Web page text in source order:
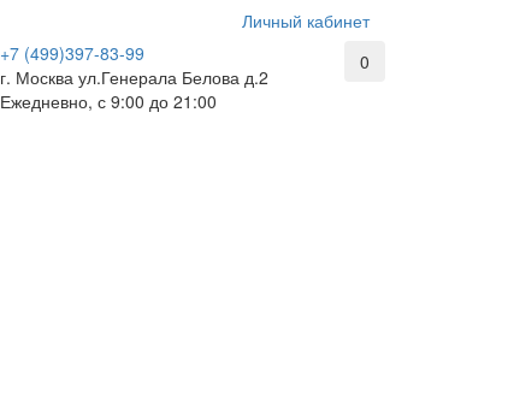
Личный кабинет
+7 (499)397-83-99
г. Москва ул.Генерала Белова д.2
Ежедневно, с 9:00 до 21:00
0